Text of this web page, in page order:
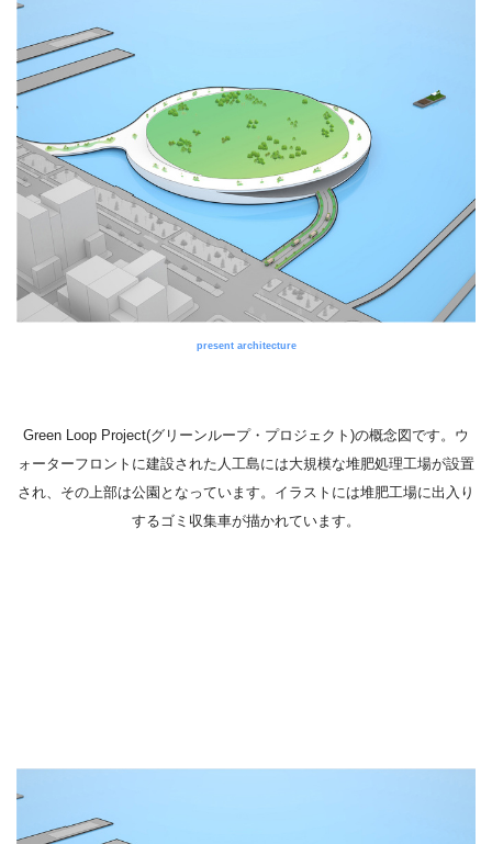
present architecture
Green Loop Project(グリーンループ・プロジェクト)の概念図です。ウ
ォーターフロントに建設された人工島には大規模な堆肥処理工場が設置
され、その上部は公園となっています。イラストには堆肥工場に出入り
するゴミ収集車が描かれています。